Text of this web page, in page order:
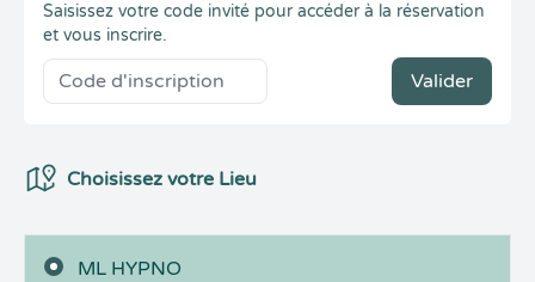
Saisissez votre code invité pour accéder à la réservation
et vous inscrire.
Valider
Choix du Lieux
Choisissez votre Lieu
ML HYPNO